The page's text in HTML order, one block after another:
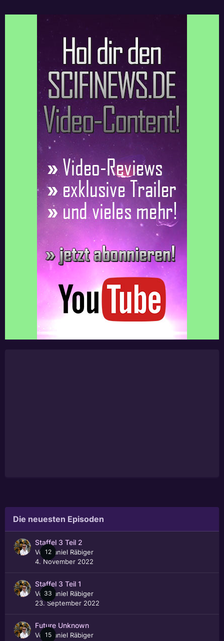
Die neuesten Episoden
12
Staffel 3 Teil 2
VonDaniel Räbiger
4. November 2022
33
Staffel 3 Teil 1
VonDaniel Räbiger
23. September 2022
15
Future Unknown
VonDaniel Räbiger